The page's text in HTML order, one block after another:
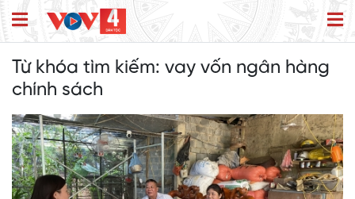
Từ khóa tìm kiếm: vay vốn ngân hàng
chính sách